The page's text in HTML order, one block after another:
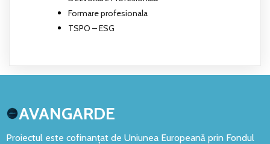
Formare profesionala
TSPO – ESG
AVANGARDE
Proiectul este cofinanțat de Uniunea Europeană prin Fondul